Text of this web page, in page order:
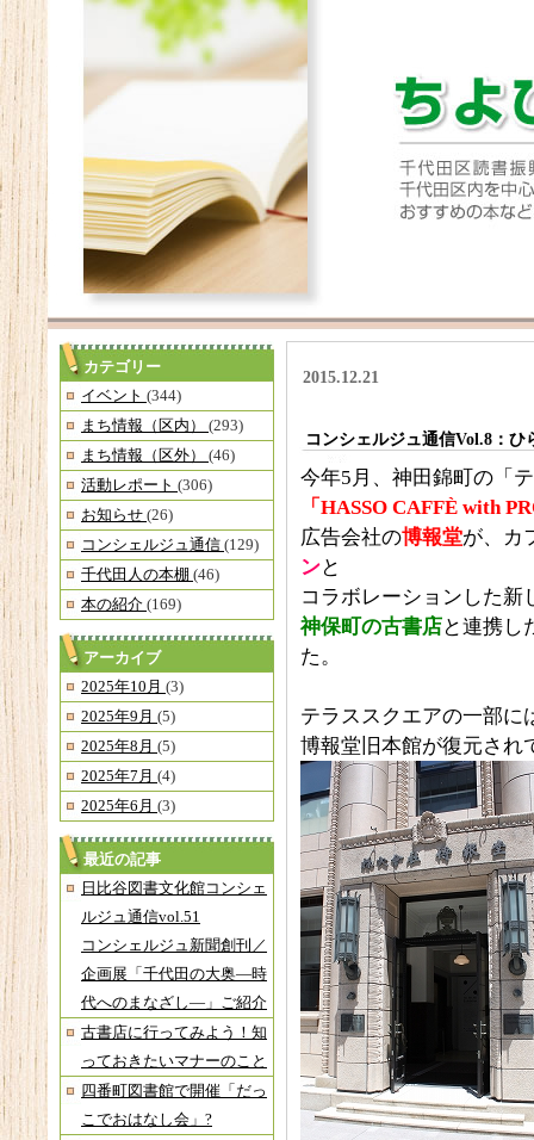
カテゴリー
イベント (344)
まち情報（区内） (293)
まち情報（区外） (46)
活動レポート (306)
お知らせ (26)
コンシェルジュ通信 (129)
千代田人の本棚 (46)
本の紹介 (169)
アーカイブ
2025年10月 (3)
2025年9月 (5)
2025年8月 (5)
2025年7月 (4)
2025年6月 (3)
最近の記事
日比谷図書文化館コンシェ
ルジュ通信vol.51
コンシェルジュ新聞創刊／
企画展「千代田の大奥―時
代へのまなざし―」ご紹介
古書店に行ってみよう！知
っておきたいマナーのこと
四番町図書館で開催「だっ
こでおはなし会」?
2015.12.21
コンシェルジュ通信Vol.8：
今年5月、神田錦町の「
「HASSO CAFFÈ with
広告会社の博報堂が、カ
ンと
コラボレーションした新
神保町の古書店と連携し
た。
テラススクエアの一部に
博報堂旧本館が復元され